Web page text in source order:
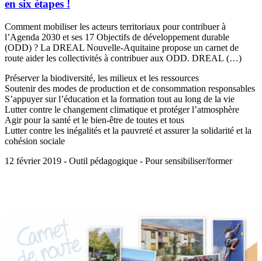
en six étapes !
Comment mobiliser les acteurs territoriaux pour contribuer à
l’Agenda 2030 et ses 17 Objectifs de développement durable
(ODD) ? La DREAL Nouvelle-Aquitaine propose un carnet de
route aider les collectivités à contribuer aux ODD. DREAL (…)
Préserver la biodiversité, les milieux et les ressources
Soutenir des modes de production et de consommation responsables
S’appuyer sur l’éducation et la formation tout au long de la vie
Lutter contre le changement climatique et protéger l’atmosphère
Agir pour la santé et le bien-être de toutes et tous
Lutter contre les inégalités et la pauvreté et assurer la solidarité et la
cohésion sociale
12 février 2019 - Outil pédagogique - Pour sensibiliser/former